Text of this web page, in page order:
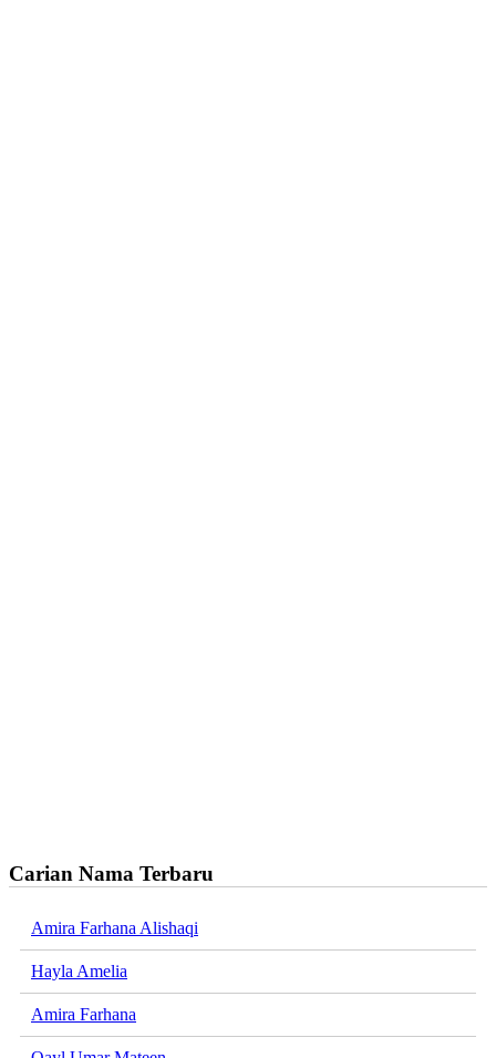
Carian Nama Terbaru
Amira Farhana Alishaqi
Hayla Amelia
Amira Farhana